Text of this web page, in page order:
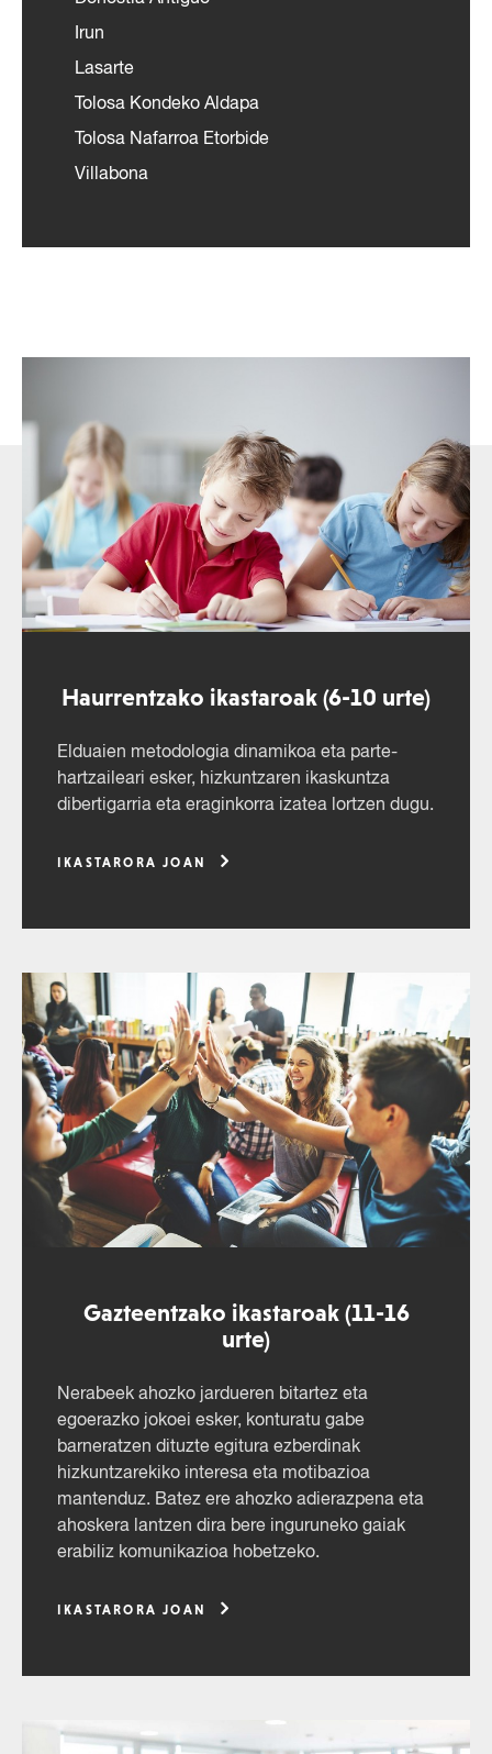
Irun
Lasarte
Tolosa Kondeko Aldapa
Tolosa Nafarroa Etorbide
Villabona
Haurrentzako ikastaroak (6-10 urte)
Elduaien metodologia dinamikoa eta parte-
hartzaileari esker, hizkuntzaren ikaskuntza
dibertigarria eta eraginkorra izatea lortzen dugu.
IKASTARORA JOAN
Gazteentzako ikastaroak (11-16
urte)
Nerabeek ahozko jardueren bitartez eta
egoerazko jokoei esker, konturatu gabe
barneratzen dituzte egitura ezberdinak
hizkuntzarekiko interesa eta motibazioa
mantenduz. Batez ere ahozko adierazpena eta
ahoskera lantzen dira bere inguruneko gaiak
erabiliz komunikazioa hobetzeko.
IKASTARORA JOAN